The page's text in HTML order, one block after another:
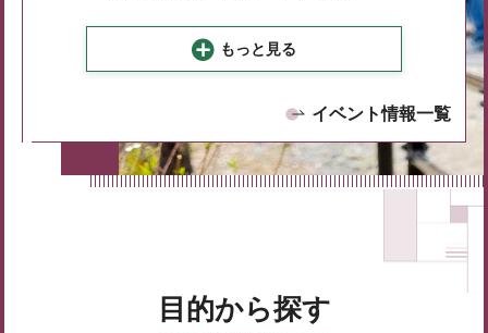
もっと見る
イベント情報一覧
目的から探す